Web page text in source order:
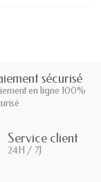
sécurisé
en ligne 100%
Service client
24H / 7J